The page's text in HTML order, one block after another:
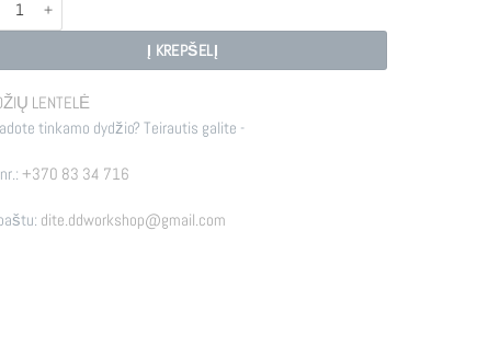
Į KREPŠELĮ
LENTELĖ
tinkamo dydžio? Teirautis galite -
+370 83 34 716
dite.ddworkshop@gmail.com